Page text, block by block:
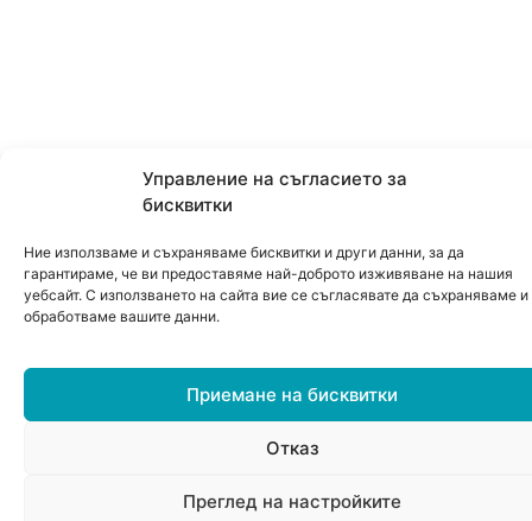
Управление на съгласието за
бисквитки
Ние използваме и съхраняваме бисквитки и други данни, за да
гарантираме, че ви предоставяме най-доброто изживяване на нашия
уебсайт. С използването на сайта вие се съгласявате да съхраняваме и
обработваме вашите данни.
Приемане на бисквитки
Отказ
Преглед на настройките